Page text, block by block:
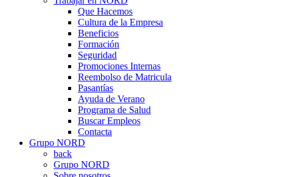
Que Hacemos
Cultura de la Empresa
Beneficios
Formación
Seguridad
Promociones Internas
Reembolso de Matricula
Pasantías
Ayuda de Verano
Programa de Salud
Buscar Empleos
Contacta
Grupo NORD
back
Grupo NORD